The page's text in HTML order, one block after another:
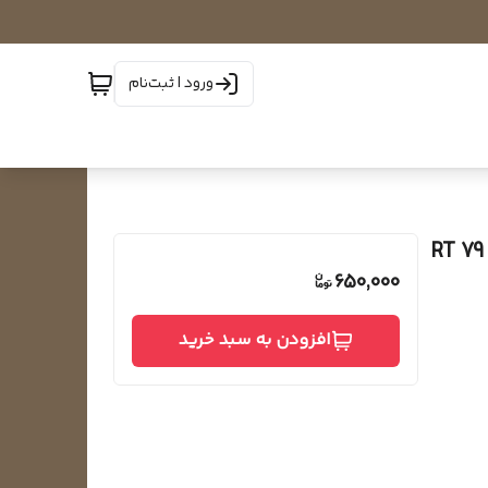
ورود | ثبت‌نام
650,000
افزودن به سبد خرید